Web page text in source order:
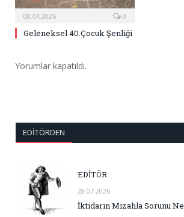
08.04.2026 0
Geleneksel 40.Çocuk Şenliği
Yorumlar kapatıldı.
EDITÖRDEN
EDİTÖR
28.07.2026
İktidarın Mizahla Sorunu Ne